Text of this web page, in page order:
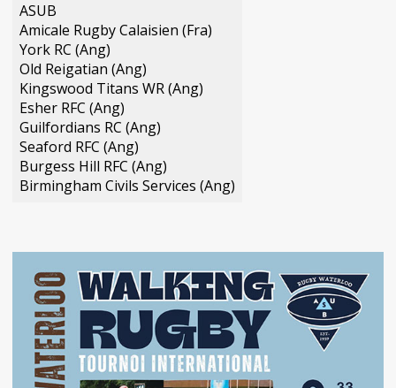
ASUB
Amicale Rugby Calaisien (Fra)
York RC (Ang)
Old Reigatian (Ang)
Kingswood Titans WR (Ang)
Esher RFC (Ang)
Guilfordians RC (Ang)
Seaford RFC (Ang)
Burgess Hill RFC (Ang)
Birmingham Civils Services (Ang)